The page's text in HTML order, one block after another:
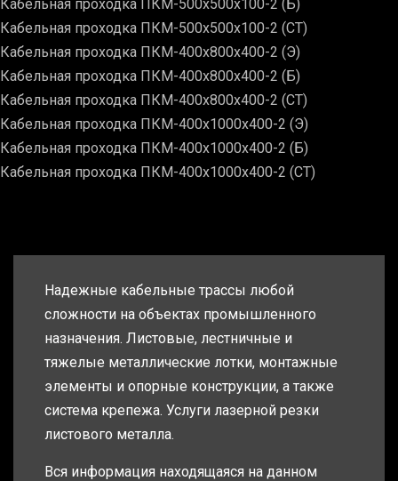
Кабельная проходка ПКМ-500х500х100-2 (Б)
Кабельная проходка ПКМ-500х500х100-2 (СТ)
Кабельная проходка ПКМ-400х800х400-2 (Э)
Кабельная проходка ПКМ-400х800х400-2 (Б)
Кабельная проходка ПКМ-400х800х400-2 (СТ)
Кабельная проходка ПКМ-400х1000х400-2 (Э)
Кабельная проходка ПКМ-400х1000х400-2 (Б)
Кабельная проходка ПКМ-400х1000х400-2 (СТ)
Надежные кабельные трассы любой
сложности на объектах промышленного
назначения. Листовые, лестничные и
тяжелые металлические лотки, монтажные
элементы и опорные конструкции, а также
система крепежа. Услуги лазерной резки
листового металла.
Вся информация находящаяся на данном